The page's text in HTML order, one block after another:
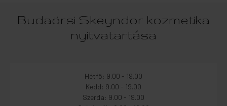
Budaörsi Skeyndor kozmetika
nyitvatartása
Hétfő: 9.00 - 19.00
Kedd: 9.00 - 19.00
Szerda: 9.00 - 19.00